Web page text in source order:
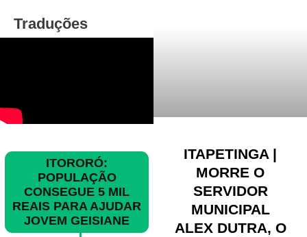
Traduções
ITORORÓ:
POPULAÇÃO
CONSEGUE 5 MIL
REAIS PARA AJUDAR
JOVEM GEISIANE
ITAPETINGA |
MORRE O
SERVIDOR
MUNICIPAL
ALEX DUTRA, O